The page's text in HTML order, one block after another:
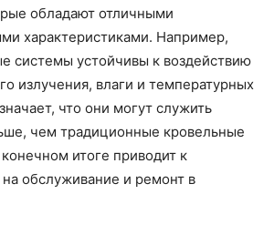
обладают отличными
характеристиками. Например,
системы устойчивы к воздействию
излучения, влаги и температурных
что они могут служить
чем традиционные кровельные
итоге приводит к
обслуживание и ремонт в